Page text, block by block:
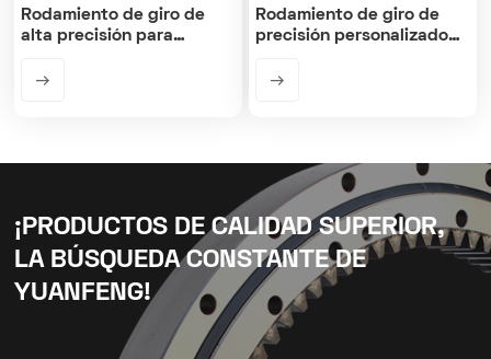
Rodamiento de giro de
alta precisión para
Rodamiento de giro de
precisión personalizado
máquina CNC
¡PRODUCTOS DE CALIDAD SUPERIOR,
LA BÚSQUEDA CONSTANTE DE
YUANFENG!